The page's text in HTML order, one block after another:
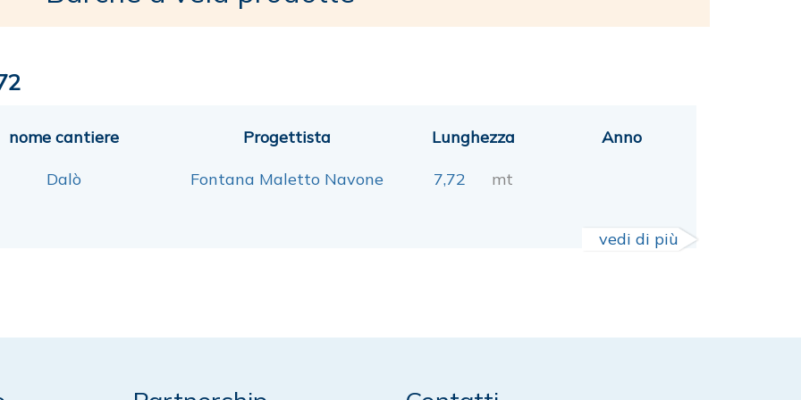
nome cantiere
Dalò
Progettista
Fontana Maletto Navone
Lunghezza
7,72 mt
Anno
vedi di più